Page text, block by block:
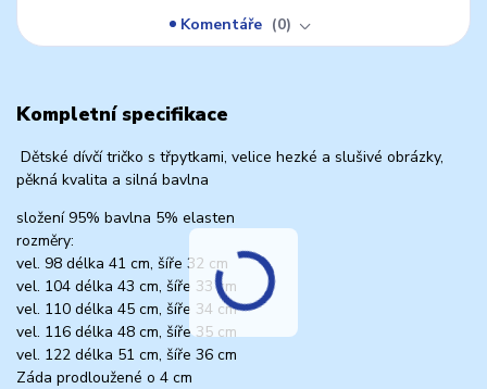
Komentáře
0
Kompletní specifikace
Dětské dívčí tričko s třpytkami, velice hezké a slušivé obrázky,
pěkná kvalita a silná bavlna
složení 95% bavlna 5% elasten
rozměry:
vel. 98 délka 41 cm, šíře 32 cm
vel. 104 délka 43 cm, šíře 33 cm
vel. 110 délka 45 cm, šíře 34 cm
vel. 116 délka 48 cm, šíře 35 cm
vel. 122 délka 51 cm, šíře 36 cm
Záda prodloužené o 4 cm